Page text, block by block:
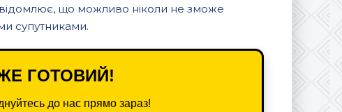
що можливо ніколи не зможе
супутниками.
ГОТОВИЙ!
до нас прямо зараз!